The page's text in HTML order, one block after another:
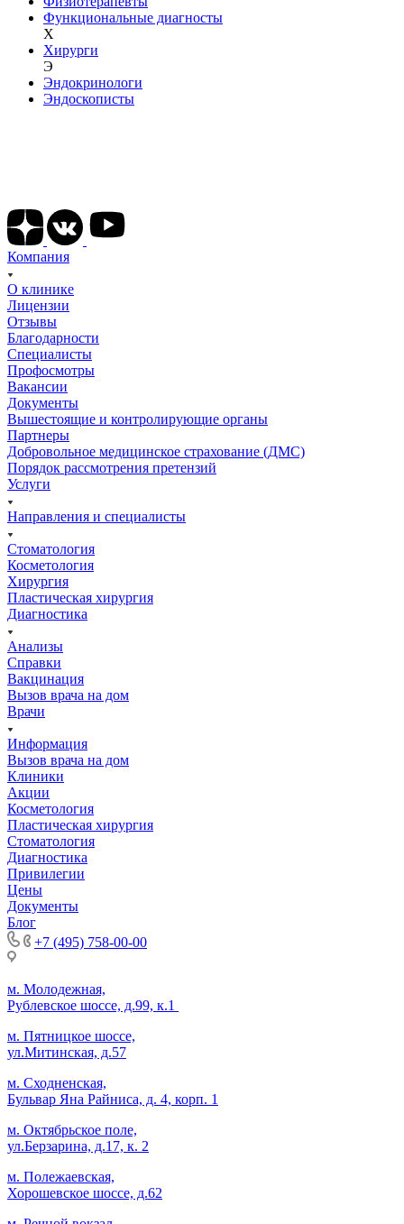
Функциональные диагносты
Х
Хирурги
Э
Эндокринологи
Эндоскописты
Компания
О клинике
Лицензии
Отзывы
Благодарности
Специалисты
Профосмотры
Вакансии
Документы
Вышестоящие и контролирующие органы
Партнеры
Добровольное медицинское страхование (ДМС)
Порядок рассмотрения претензий
Услуги
Направления и специалисты
Стоматология
Косметология
Хирургия
Пластическая хирургия
Диагностика
Анализы
Справки
Вакцинация
Вызов врача на дом
Врачи
Информация
Вызов врача на дом
Клиники
Акции
Косметология
Пластическая хирургия
Стоматология
Диагностика
Привилегии
Цены
Документы
Блог
+7 (495) 758-00-00
м. Молодежная,
Рублевское шоссе, д.99, к.1
м. Пятницкое шоссе,
ул.Митинская, д.57
м. Сходненская,
Бульвар Яна Райниса, д. 4, корп. 1
м. Октябрьское поле,
ул.Берзарина, д.17, к. 2
м. Полежаевская,
Хорошевское шоссе, д.62